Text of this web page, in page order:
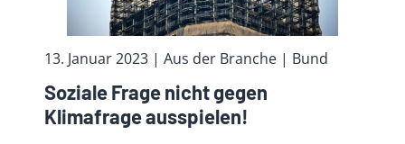
13. Januar 2023 | Aus der Branche | Bund
Soziale Frage nicht gegen
Klimafrage ausspielen!